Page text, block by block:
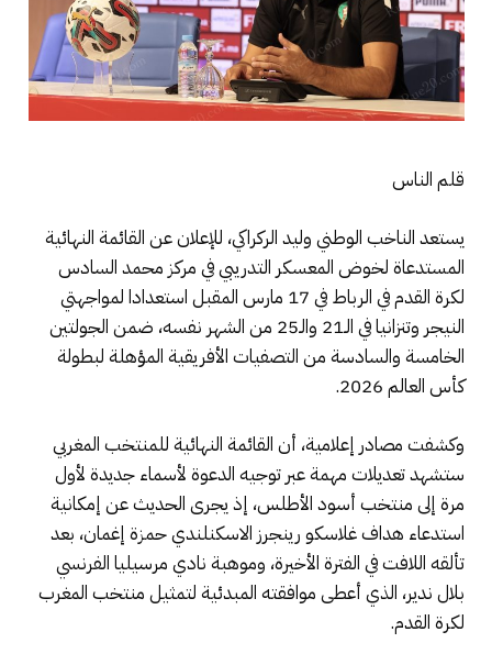
قلم الناس
يستعد الناخب الوطني وليد الركراكي، للإعلان عن القائمة النهائية
المستدعاة لخوض المعسكر التدريبي في مركز محمد السادس
لكرة القدم في الرباط في 17 مارس المقبل استعدادا لمواجهتي
النيجر وتنزانيا في الـ21 والـ25 من الشهر نفسه، ضمن الجولتين
الخامسة والسادسة من التصفيات الأفريقية المؤهلة لبطولة
كأس العالم 2026.
وكشفت مصادر إعلامية، أن القائمة النهائية للمنتخب المغربي
ستشهد تعديلات مهمة عبر توجيه الدعوة لأسماء جديدة لأول
مرة إلى منتخب أسود الأطلس، إذ يجرى الحديث عن إمكانية
استدعاء هداف غلاسكو رينجرز الاسكنلندي حمزة إغمان، بعد
تألقه اللافت في الفترة الأخيرة، وموهبة نادي مرسيليا الفرنسي
بلال ندير، الذي أعطى موافقته المبدئية لتمثيل منتخب المغرب
لكرة القدم.